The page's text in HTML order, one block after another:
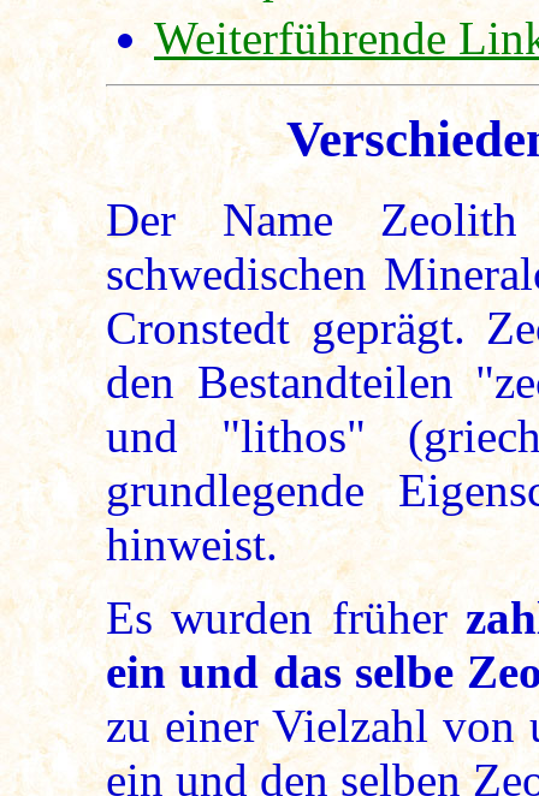
Weiterführende
Der Name
schwedischen
Cronstedt geprägt.
den Bestandteilen
und "lithos"
grundlegende
hinweist.
Es wurden früher
ein und das selbe
zu einer Vielzahl von
ein und den selben